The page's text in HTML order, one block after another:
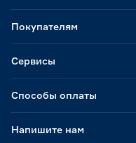
Способы оплаты
Покупателям
Сервисы
Напишите нам